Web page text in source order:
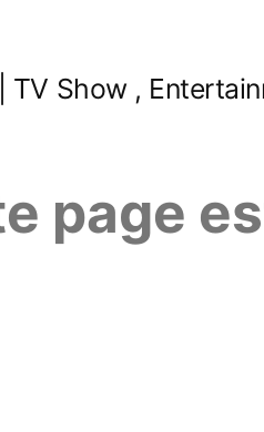
TV Show ,
page